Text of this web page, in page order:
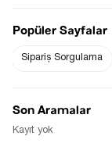
Sezgi Hanım ın
Ürün Boyu : 45 cm (
Popüler Sayfalar
Sipariş Sorgulama
Son Aramalar
Kayıt yok